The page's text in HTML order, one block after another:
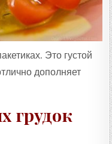
Это густой
дополняет
грудок